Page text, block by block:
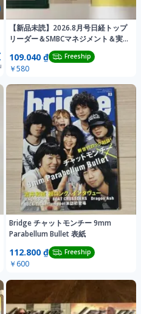
【新品未読】2026.8月号日経トップ
リーダー＆SMBCマネジメント＆実
109.040 ₫ Freeship
￥580
Bridge チャットモンチー 9mm
Parabellum Bullet 表紙
112.800 ₫ Freeship
￥600